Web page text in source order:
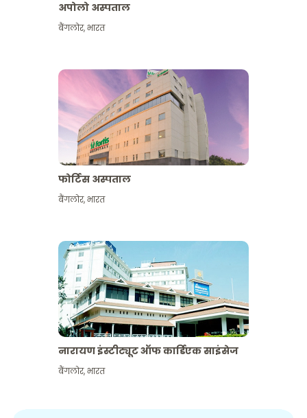
अपोलो अस्पताल
बैंगलोर,भारत
फोर्टिस अस्पताल
बैंगलोर,भारत
नारायण इंस्टीट्यूट ऑफ कार्डिएक साइंसेज
बैंगलोर,भारत